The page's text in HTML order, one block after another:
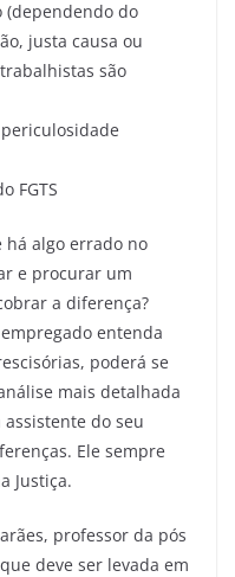
(dependendo do
justa causa ou
são
FGTS
há algo errado no
e procurar um
a diferença?
entenda
poderá se
mais detalhada
do seu
Ele sempre
Justiça.
professor da pós
deve ser levada em